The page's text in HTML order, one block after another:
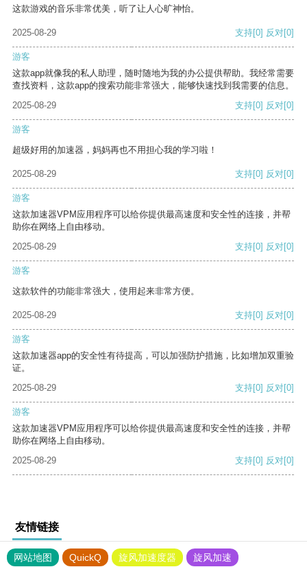
这款游戏的音乐非常优美，听了让人心旷神怡。
2025-08-29 支持[0] 反对[0]
游客
这款app就像我的私人助理，随时随地为我的办公提供帮助。我经常需要
查找资料，这款app的搜索功能非常强大，能够快速找到我需要的信息。
2025-08-29
支持[0] 反对[0]
游客
超级好用的加速器，妈妈再也不用担心我的学习啦！
2025-08-29 支持[0] 反对[0]
游客
这款加速器VPM应用程序可以给你提供最高速度和安全性的连接，并帮
助你在网络上自由移动。
2025-08-29
支持[0] 反对[0]
游客
这款软件的功能非常强大，使用起来非常方便。
2025-08-29 支持[0] 反对[0]
游客
这款加速器app的安全性有待提高，可以加强防护措施，比如增加双重验
证。
2025-08-29
支持[0] 反对[0]
游客
这款加速器VPM应用程序可以给你提供最高速度和安全性的连接，并帮
助你在网络上自由移动。
2025-08-29
支持[0] 反对[0]
友情链接
网站地图 QuickQ 旋风加速度器
旋风加速